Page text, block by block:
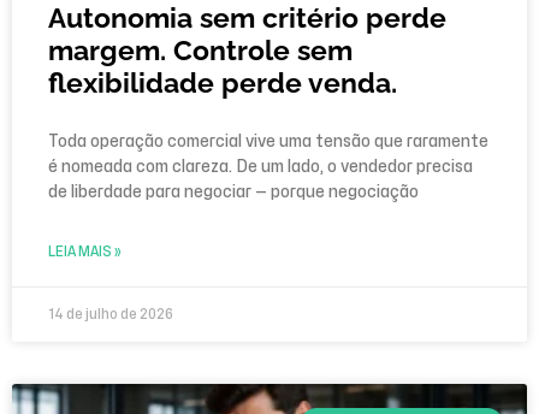
Autonomia sem critério perde
margem. Controle sem
flexibilidade perde venda.
Toda operação comercial vive uma tensão que raramente
é nomeada com clareza. De um lado, o vendedor precisa
de liberdade para negociar — porque negociação
LEIA MAIS »
14 de julho de 2026